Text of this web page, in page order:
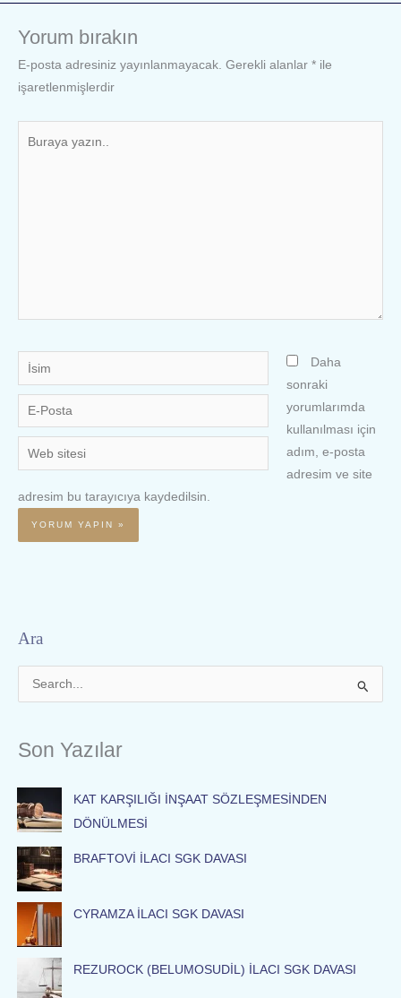
Yorum bırakın
E-posta adresiniz yayınlanmayacak. Gerekli alanlar * ile
işaretlenmişlerdir
İsim
E-
Posta
Web
sitesi
Daha
sonraki
yorumlarımda
kullanılması için
adım, e-posta
adresim ve site
adresim bu tarayıcıya kaydedilsin.
Ara
c
h
f
o
r
:
Son Yazılar
KAT KARŞILIĞI İNŞAAT SÖZLEŞMESİNDEN
DÖNÜLMESİ
BRAFTOVİ İLACI SGK DAVASI
CYRAMZA İLACI SGK DAVASI
REZUROCK (BELUMOSUDİL) İLACI SGK DAVASI